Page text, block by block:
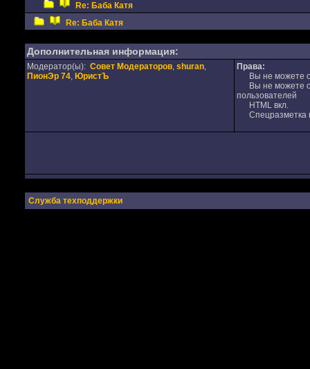
Re: Баба Катя
Re: Баба Катя
Дополнительная информация:
Модератор(ы): Совет Модераторов, shuran,
ПионЭр 74, ЮристЪ
Права:
Вы не можете
Вы не можете
пользователей
HTML вкл.
Спецразметка
Служба техподдержки